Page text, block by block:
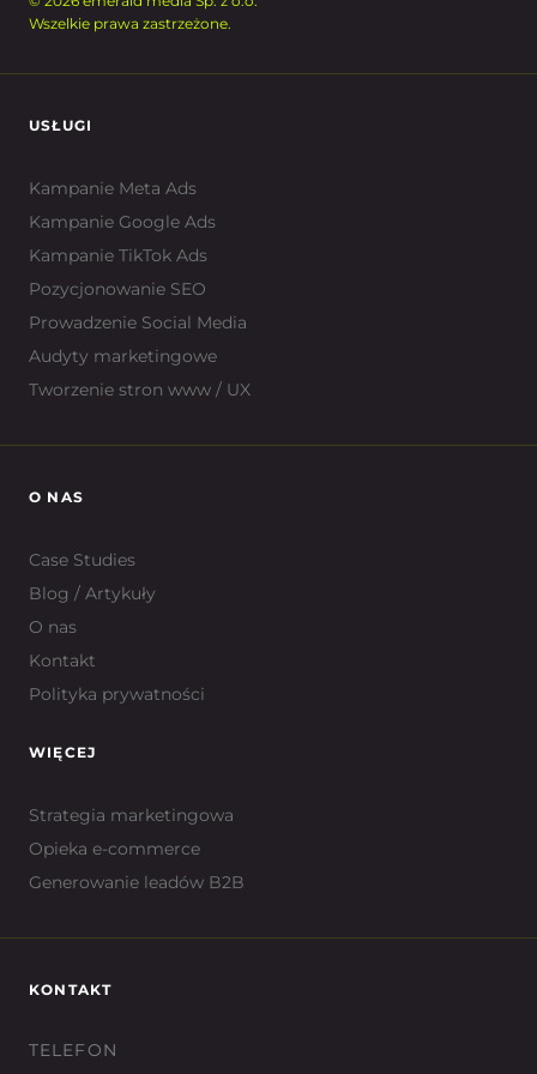
Wszelkie prawa zastrzeżone.
USŁUGI
Kampanie Meta Ads
Kampanie Google Ads
Kampanie TikTok Ads
Pozycjonowanie SEO
Prowadzenie Social Media
Audyty marketingowe
Tworzenie stron www / UX
O NAS
Case Studies
Blog / Artykuły
O nas
Kontakt
Polityka prywatności
WIĘCEJ
Strategia marketingowa
Opieka e-commerce
Generowanie leadów B2B
KONTAKT
TELEFON